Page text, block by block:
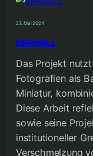
23. Mai 2024
KRAWALL
Das Projekt
Fotografien als
Miniatur,
Diese Arbeit
sowie seine
institutioneller
Verschmelzung